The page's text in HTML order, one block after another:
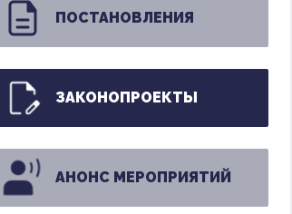
ПОСТАНОВЛЕНИЯ
ЗАКОНОПРОЕКТЫ
АНОНС МЕРОПРИЯТИЙ